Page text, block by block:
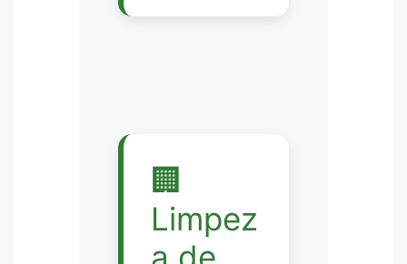
🏢
Limpez